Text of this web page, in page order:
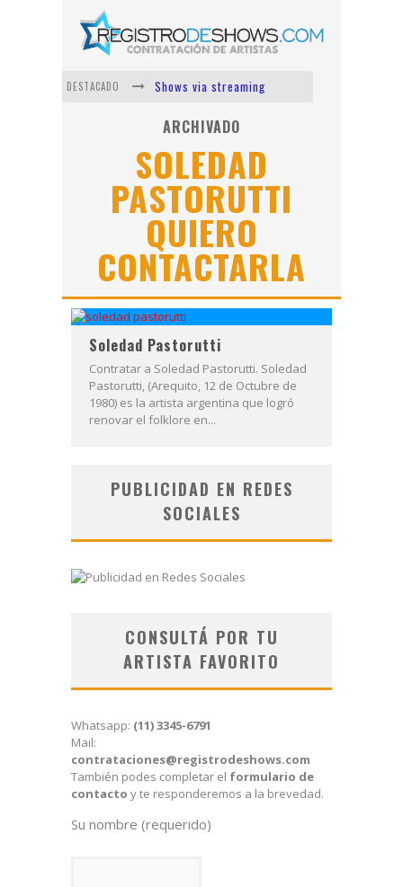
DESTACADO
Shows via streaming
Lit Killah
Nicki Nicole
Duki
Vi Em
Los Ángeles Azules
ARCHIVADO
SOLEDAD
PASTORUTTI
QUIERO
CONTACTARLA
Soledad Pastorutti
Contratar a Soledad Pastorutti. Soledad
Pastorutti, (Arequito, 12 de Octubre de
1980) es la artista argentina que logró
renovar el folklore en...
PUBLICIDAD EN REDES
SOCIALES
CONSULTÁ POR TU
ARTISTA FAVORITO
Whatsapp: (11) 3345-6791
Mail:
contrataciones@registrodeshows.com
También podes completar el formulario de
contacto y te responderemos a la brevedad.
Su nombre (requerido)